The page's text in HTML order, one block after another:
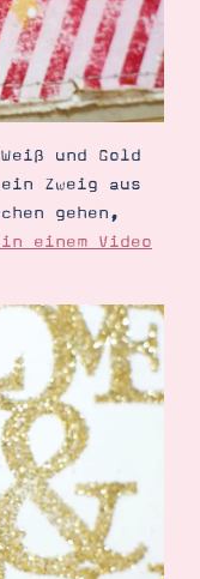
und Gold
Zweig aus
gehen,
einem Video